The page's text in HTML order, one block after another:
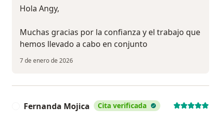
Hola Angy,
Muchas gracias por la confianza y el trabajo que
hemos llevado a cabo en conjunto
7 de enero de 2026
Fernanda Mojica Cita verificada